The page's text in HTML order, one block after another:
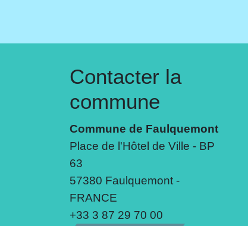
Contacter la
commune
Commune de Faulquemont
Place de l'Hôtel de Ville - BP
63
57380 Faulquemont -
FRANCE
+33 3 87 29 70 00